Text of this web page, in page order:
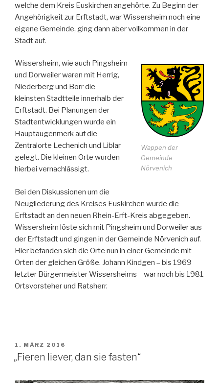
welche dem Kreis Euskirchen angehörte. Zu Beginn der
Angehörigkeit zur Erftstadt, war Wissersheim noch eine
eigene Gemeinde, ging dann aber vollkommen in der
Stadt auf.
Wappen der
Gemeinde
Nörvenich
Wissersheim, wie auch Pingsheim
und Dorweiler waren mit Herrig,
Niederberg und Borr die
kleinsten Stadtteile innerhalb der
Erftstadt. Bei Planungen der
Stadtentwicklungen wurde ein
Hauptaugenmerk auf die
Zentralorte Lechenich und Liblar
gelegt. Die kleinen Orte wurden
hierbei vernachlässigt.
Bei den Diskussionen um die
Neugliederung des Kreises Euskirchen wurde die
Erftstadt an den neuen Rhein-Erft-Kreis abgegeben.
Wissersheim löste sich mit Pingsheim und Dorweiler aus
der Erftstadt und gingen in der Gemeinde Nörvenich auf.
Hier befanden sich die Orte nun in einer Gemeinde mit
Orten der gleichen Größe. Johann Kindgen – bis 1969
letzter Bürgermeister Wissersheims – war noch bis 1981
Ortsvorsteher und Ratsherr.
VERÖFFENTLICHT
AM
1. MÄRZ 2016
„Fieren liever, dan sie fasten“